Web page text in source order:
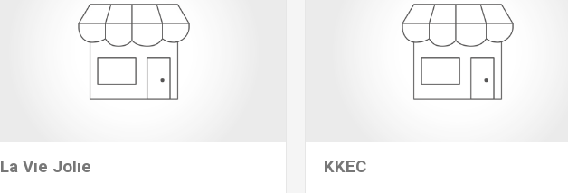
La Vie Jolie KKEC